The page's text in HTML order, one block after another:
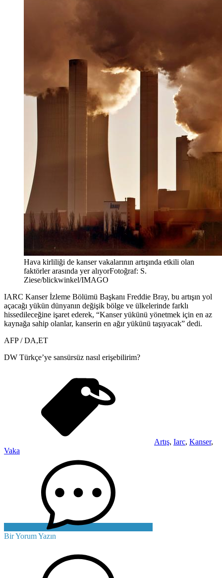
Hava kirliliği de kanser vakalarının artışında etkili olan
faktörler arasında yer alıyorFotoğraf: S.
Ziese/blickwinkel/IMAGO
IARC Kanser İzleme Bölümü Başkanı Freddie Bray, bu artışın yol
açacağı yükün dünyanın değişik bölge ve ülkelerinde farklı
hissedileceğine işaret ederek, “Kanser yükünü yönetmek için en az
kaynağa sahip olanlar, kanserin en ağır yükünü taşıyacak” dedi.
AFP / DA,ET
DW Türkçe’ye sansürsüz nasıl erişebilirim?
Artış, Iarc, Kanser,
Vaka
Bir Yorum Yazın